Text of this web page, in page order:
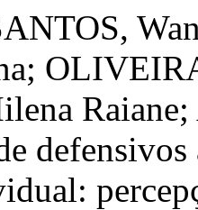
defensivos